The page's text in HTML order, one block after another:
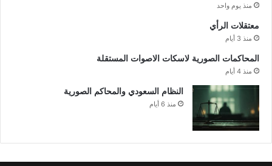
منذ يوم واحد
معتقلات الرأي
منذ 3 أيام
المحاكمات الصورية لاسكات الاصوات المستقلة
منذ 4 أيام
النظام السعودي والمحاكم الصورية
منذ 6 أيام